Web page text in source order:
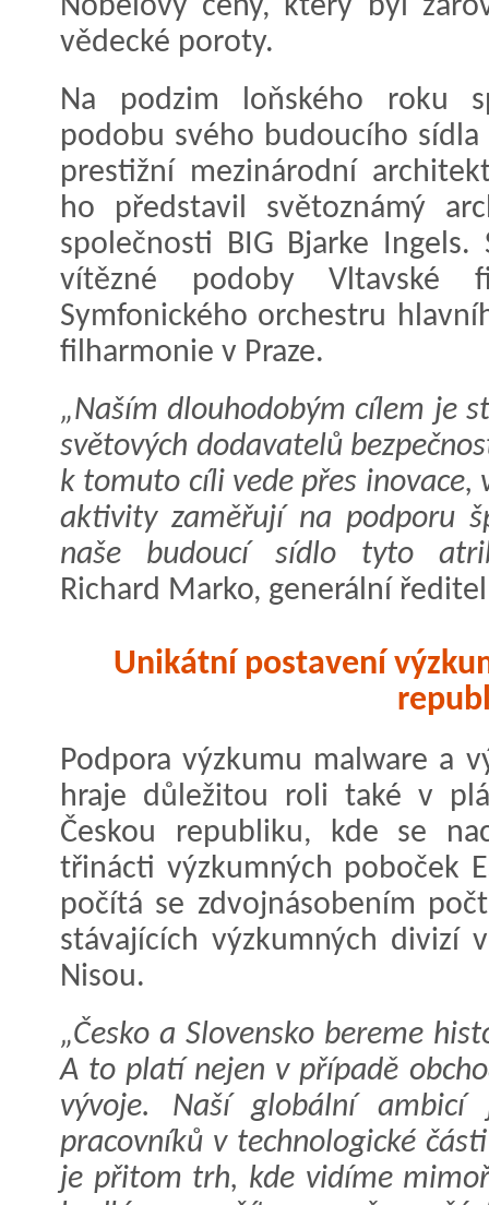
Nobelovy ceny, který byl
vědecké poroty.
Na podzim loňského roku
podobu svého budoucího sídla
prestižní mezinárodní
ho představil světoznámý
společnosti BIG Bjarke
vítězné podoby Vltavské
Symfonického orchestru
filharmonie v Praze.
„Naším dlouhodobým cílem je
světových dodavatelů
k tomuto cíli vede přes inovace,
aktivity zaměřují na podporu
naše budoucí sídlo tyto
Richard Marko, generální
Unikátní postavení
Podpora výzkumu malware a
hraje důležitou roli také v
Českou republiku, kde se
třinácti výzkumných poboček
počítá se zdvojnásobením
stávajících výzkumných divizí
Nisou.
„Česko a Slovensko bereme
A to platí nejen v případě
vývoje. Naší globální
pracovníků v technologické
je přitom trh, kde vidíme